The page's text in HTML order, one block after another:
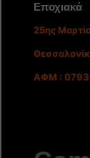
Εποχιακά
25ης
ΑΦΜ :